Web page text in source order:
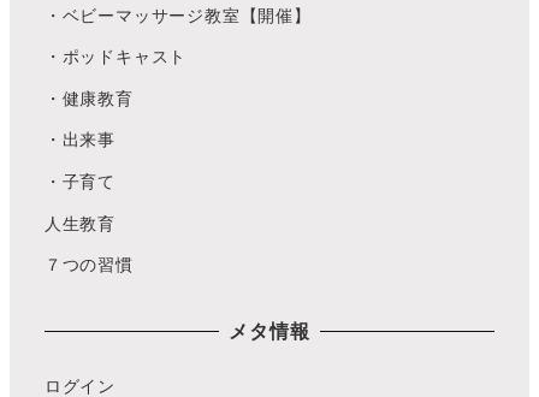
・ベビーマッサージ教室【開催】
・ポッドキャスト
・健康教育
・出来事
・子育て
人生教育
７つの習慣
メタ情報
ログイン